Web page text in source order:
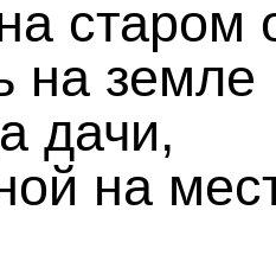
старом
на земле
дачи,
на